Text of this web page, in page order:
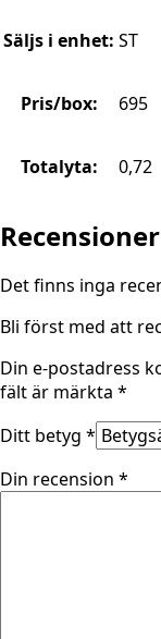
Säljs i enhet: ST
Pris/box: 695
Totalyta: 0,72
Recensioner
Det finns inga
Bli först med att
Din e-postadress
fält är märkta *
Ditt betyg *
Din recension *